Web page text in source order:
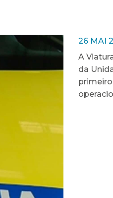
26 MAI
A
da